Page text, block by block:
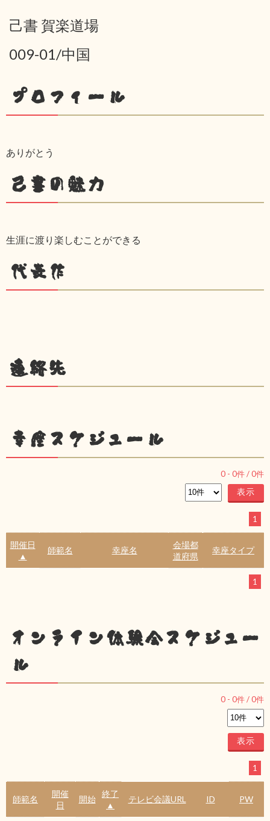
己書 賀楽道場
009-01/中国
プロフィール
ありがとう
己書の魅力
生涯に渡り楽しむことができる
代表作
連絡先
幸座スケジュール
0 - 0件 /0件
1
開催日
▲
師範名 幸座名
会場都
道府県
幸座タイプ
1
オンライン体験会スケジュー
ル
0 - 0件 /0件
1
師範名
開催
日
開始
終了
▲
テレビ会議URL ID PW